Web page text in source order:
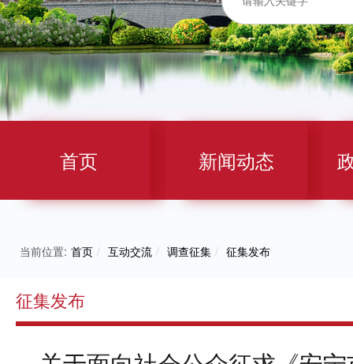
首页 新闻动态
当前位置: 首页 / 互动交流 / 调查征集 / 征集发布
征集发布